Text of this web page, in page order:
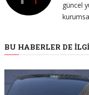
güncel
BU HABERLER DE